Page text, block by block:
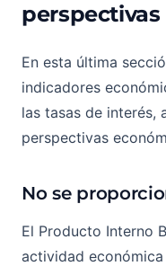
perspectivas
En esta última
indicadores
las tasas de interés,
perspectivas
No se
El Producto Interno
actividad económica